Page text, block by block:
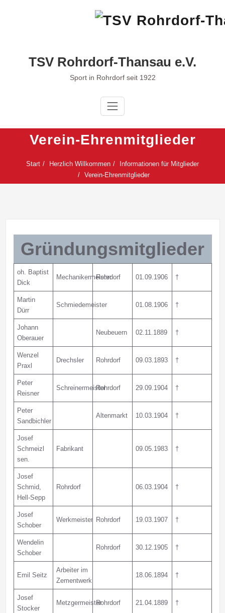
TSV Rohrdorf-Thansau e.V.
Sport in Rohrdorf seit 1922
Verein-Ehrenmitglieder
Start Herzlich Willkommen
Informationen für Mitglieder
Verein-Ehrenmitglieder
Gründungsmitglieder
oh. Baptist
Dick
Mechanikermeister
Rohrdorf 01.09.1906 †
Martin
Dürr
Schmiedemeister 01.08.1906 †
Johann
Oberauer
Neubeuern 02.11.1889 †
Wenzel
Praxl
Drechsler Rohrdorf 09.03.1893 †
Peter
Reisner
SchreinermeisterRohrdorf 29.09.1904 †
Peter
Sandbichler
Altenmarkt 10.03.1904 †
Josef
Schmeizl
sen.
Fabrikant 09.05.1983 †
Josef
Schmid,
Hell-Sepp
Rohrdorf 06.03.1904 †
Josef
Schober
Werkmeister Rohrdorf 19.03.1907 †
Wendelin
Schober
Rohrdorf 30.12.1905 †
Emil Seitz
Arbeiter im
Zementwerk
18.06.1894 †
Josef
Stocker
MetzgermeisterRohrdorf 21.04.1889 †